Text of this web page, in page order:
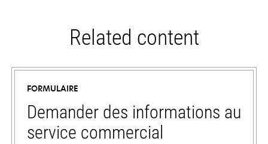
Related content
FORMULAIRE
Demander des informations au
service commercial